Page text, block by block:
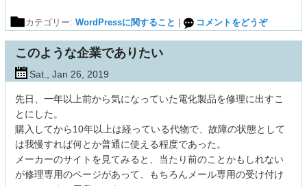
カテゴリー: WordPressに関すること コメントをどうぞ
このような企業でありたい
Sat., Jan 26, 2019
先日、一年以上前から気になっていた電化製品を修理に出すこ
とにした。
購入してから10年以上は経っている代物で、故障の状態として
は我慢すれば何とか普通に使える程度であった。
メーカーのサイトを見てみると、当たり前のことかもしれない
が修理専用のページがあって、もちろんメール専用の受け付け